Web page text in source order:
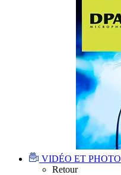
VIDÉO ET PHOTO
Retour